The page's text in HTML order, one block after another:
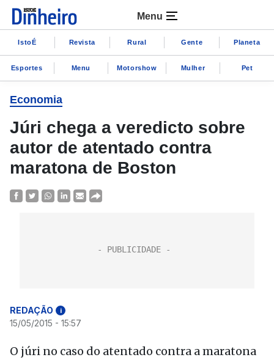
Menu
IstoÉ Revista Rural Gente Planeta
Esportes Menu Motorshow Mulher Pet
Economia
Júri chega a veredicto sobre
autor de atentado contra
maratona de Boston
REDAÇÃO i
15/05/2015 - 15:57
O júri no caso do atentado contra a maratona